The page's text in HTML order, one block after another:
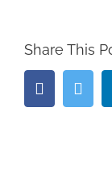
Share This